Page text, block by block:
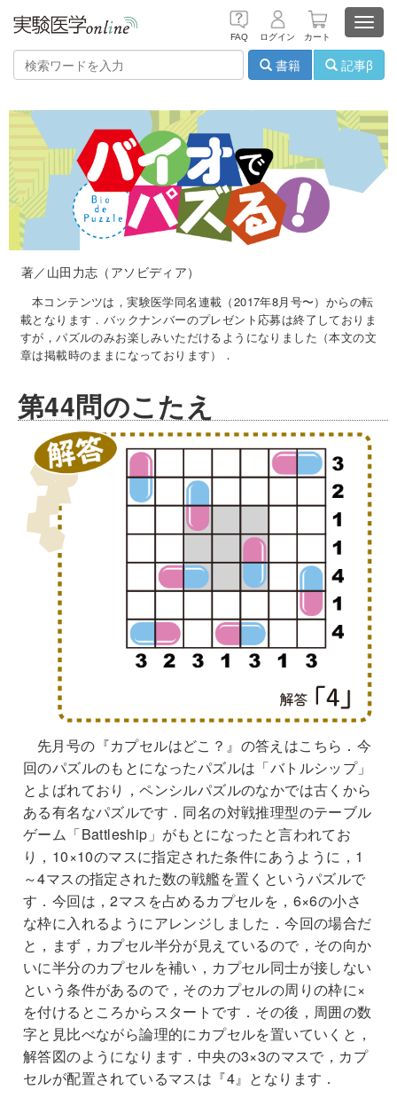
FAQ ログイン カート
書籍
記事β
著／山田力志（アソビディア）
本コンテンツは，実験医学同名連載（2017年8月号〜）からの転
載となります．バックナンバーのプレゼント応募は終了しておりま
すが，パズルのみお楽しみいただけるようになりました（本文の文
章は掲載時のままになっております）．
第44問のこたえ
先月号の『カプセルはどこ？』の答えはこちら．今
回のパズルのもとになったパズルは「バトルシップ」
とよばれており，ペンシルパズルのなかでは古くから
ある有名なパズルです．同名の対戦推理型のテーブル
ゲーム「Battleship」がもとになったと言われてお
り，10×10のマスに指定された条件にあうように，1
～4マスの指定された数の戦艦を置くというパズルで
す．今回は，2マスを占めるカプセルを，6×6の小さ
な枠に入れるようにアレンジしました．今回の場合だ
と，まず，カプセル半分が見えているので，その向か
いに半分のカプセルを補い，カプセル同士が接しない
という条件があるので，そのカプセルの周りの枠に×
を付けるところからスタートです．その後，周囲の数
字と見比べながら論理的にカプセルを置いていくと，
解答図のようになります．中央の3×3のマスで，カプ
セルが配置されているマスは『4』となります．